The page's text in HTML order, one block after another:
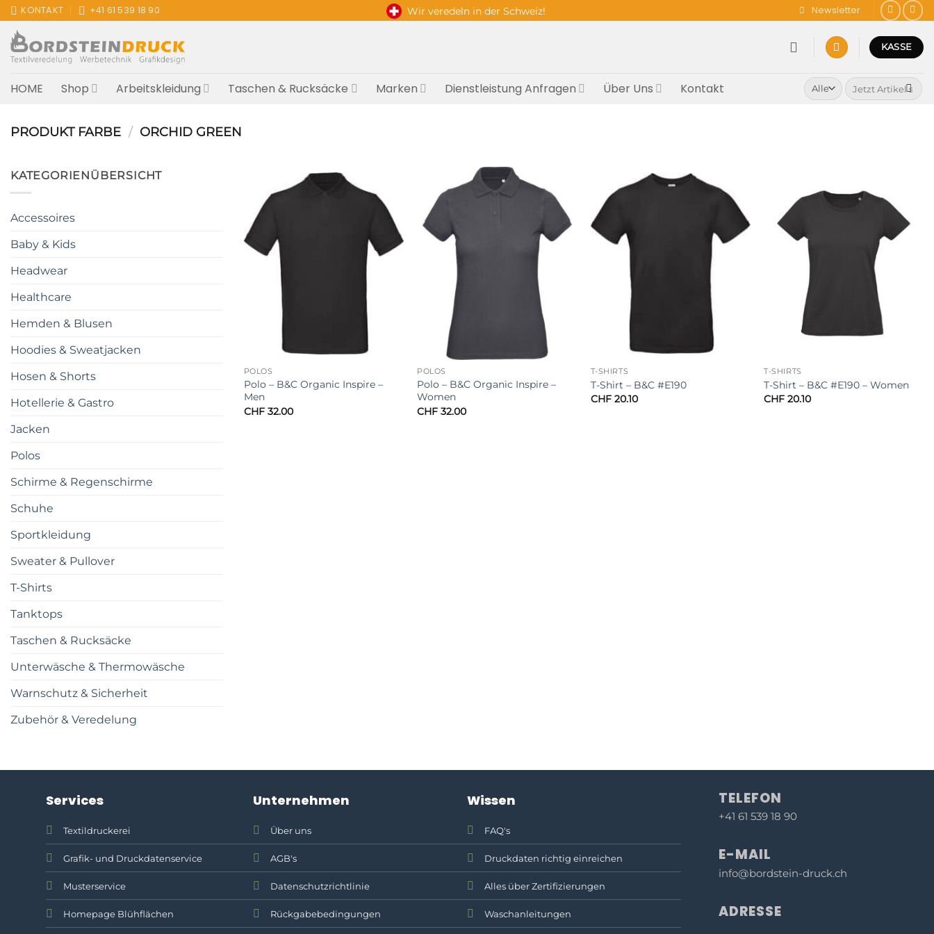
Zum
Inhalt
springen
KONTAKT +41 61 539 18 90 Wir veredeln in der Schweiz! Newsletter
KASSE
HOME Shop Arbeitskleidung Taschen & Rucksäcke Marken Dienstleistung Anfragen Über Uns Kontakt
Suchen
nach:
PRODUKT FARBE / ORCHID GREEN
KATEGORIENÜBERSICHT
Accessoires
Baby & Kids
Headwear
Healthcare
Hemden & Blusen
Hoodies & Sweatjacken
Hosen & Shorts
Hotellerie & Gastro
Jacken
Polos
Schirme & Regenschirme
Schuhe
Sportkleidung
Sweater & Pullover
T-Shirts
Tanktops
Taschen & Rucksäcke
Unterwäsche & Thermowäsche
Warnschutz & Sicherheit
Zubehör & Veredelung
POLOS
Polo – B&C Organic Inspire –
Men
CHF32.00
POLOS
Polo – B&C Organic Inspire –
Women
CHF 32.00
T-SHIRTS
T-Shirt – B&C #E190
CHF20.10
T-SHIRTS
T-Shirt – B&C #E190 – Women
CHF 20.10
Services
Textildruckerei
Grafik- und Druckdatenservice
Musterservice
Homepage Blühflächen
Unternehmen
Über uns
AGB's
Datenschutzrichtlinie
Rückgabebedingungen
Wissen
FAQ's
Druckdaten richtig einreichen
Alles über Zertifizierungen
Waschanleitungen
TELEFON
+41 61 539 18 90
E-MAIL
info@bordstein-druck.ch
ADRESSE